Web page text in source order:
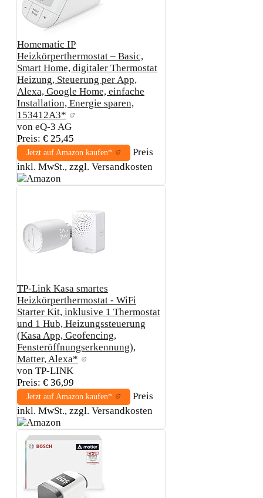
Homematic IP
Heizkörperthermostat – Basic,
Smart Home, digitaler Thermostat
Heizung, Steuerung per App,
Alexa, Google Home, einfache
Installation, Energie sparen,
153412A3*
von eQ-3 AG
Preis: € 25,45
Jetzt auf Amazon kaufen*
Preis
inkl. MwSt., zzgl. Versandkosten
TP-Link Kasa smartes
Heizkörperthermostat - WiFi
Starter Kit, inklusive 1 Thermostat
und 1 Hub, Heizungssteuerung
(Kasa App, Geofencing,
Fensteröffnungserkennung),
Matter, Alexa*
von TP-LINK
Preis: € 36,99
Jetzt auf Amazon kaufen*
Preis
inkl. MwSt., zzgl. Versandkosten